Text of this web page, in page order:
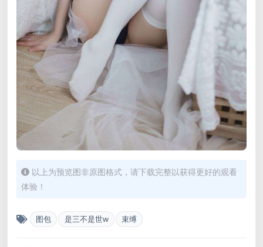
以上为预览图非原图格式，请下载完整以获得更好的观看
体验！
图包 是三不是世w 束缚